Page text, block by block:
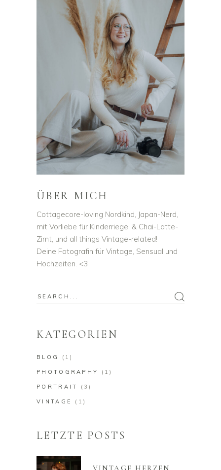
ÜBER MICH
Cottagecore-loving Nordkind, Japan-Nerd,
mit Vorliebe für Kinderriegel & Chai-Latte-
Zimt, und all things Vintage-related!
Deine Fotografin für Vintage, Sensual und
Hochzeiten. <3
Search
KATEGORIEN
BLOG (1)
PHOTOGRAPHY (1)
PORTRAIT (3)
VINTAGE (1)
LETZTE POSTS
VINTAGE HERZEN